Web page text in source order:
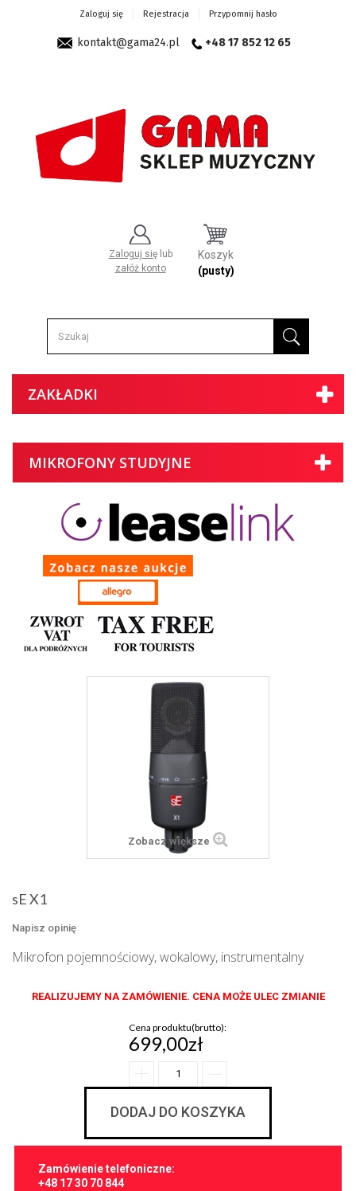
Zaloguj się Rejestracja Przypomnij hasło
kontakt@gama24.pl +48 17 852 12 65
Zaloguj się lub
załóż konto
Koszyk
(pusty)
ZAKŁADKI
MIKROFONY STUDYJNE
Zobacz większe
sE X1
Napisz opinię
Mikrofon pojemnościowy, wokalowy, instrumentalny
REALIZUJEMY NA ZAMÓWIENIE. CENA MOŻE ULEC ZMIANIE
Cena produktu(brutto):
699,00zł
DODAJ DO KOSZYKA
Zamówienie telefoniczne:
+48 17 30 70 844